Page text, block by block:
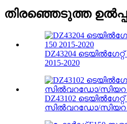
തിരഞ്ഞെടുത്ത
DZ43204 ടെയിൽഗേറ്റ്
2015-2020
DZ43102
സിൽവറഡോ/സിയറ